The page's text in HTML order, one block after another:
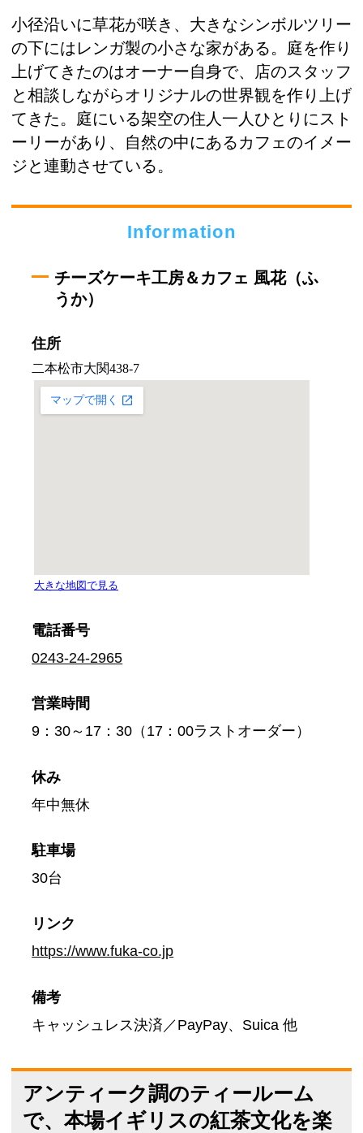
小径沿いに草花が咲き、大きなシンボルツリー
の下にはレンガ製の小さな家がある。庭を作り
上げてきたのはオーナー自身で、店のスタッフ
と相談しながらオリジナルの世界観を作り上げ
てきた。庭にいる架空の住人一人ひとりにスト
ーリーがあり、自然の中にあるカフェのイメー
ジと連動させている。
Information
チーズケーキ工房＆カフェ 風花（ふ
うか）
住所
電話番号
0243-24-2965
営業時間
9：30～17：30（17：00ラストオーダー）
休み
年中無休
駐車場
30台
リンク
https://www.fuka-co.jp
備考
キャッシュレス決済／PayPay、Suica 他
アンティーク調のティールーム
で、本場イギリスの紅茶文化を楽